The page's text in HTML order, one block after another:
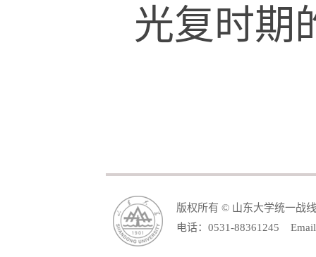
光复时期
版权所有 © 山东大学统一战
电话：0531-88361245